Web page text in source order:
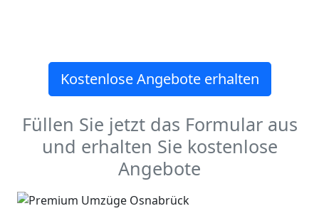
Kostenlose Angebote erhalten
Füllen Sie jetzt das Formular aus
und erhalten Sie kostenlose
Angebote